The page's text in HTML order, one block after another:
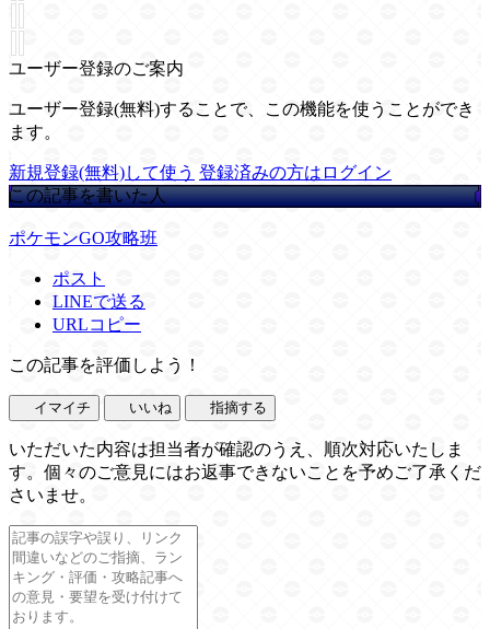
ユーザー登録のご案内
ユーザー登録(無料)することで、この機能を使うことができ
ます。
新規登録(無料)して使う 登録済みの方はログイン
この記事を書いた人
ポケモンGO攻略班
ポスト
LINEで送る
URLコピー
この記事を評価しよう！
イマイチ いいね 指摘する
いただいた内容は担当者が確認のうえ、順次対応いたしま
す。個々のご意見にはお返事できないことを予めご了承くだ
さいませ。